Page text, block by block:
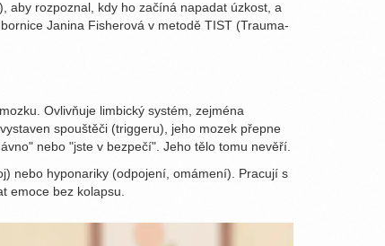
aby rozpoznal, kdy ho začíná napadat úzkost, a
Janina Fisherová v metodě TIST (Trauma-
Ovlivňuje limbický systém, zejména
spouštěči (triggeru), jeho mozek přepne
nebo "jste v bezpečí". Jeho tělo tomu nevěří.
nebo hyponariky (odpojení, omámení). Pracují s
emoce bez kolapsu.